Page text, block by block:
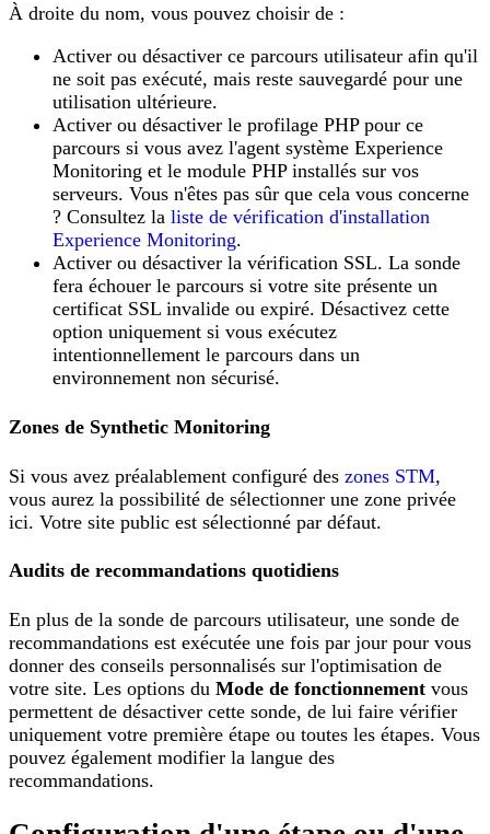
À droite du nom, vous pouvez choisir de :
Activer ou désactiver ce parcours utilisateur afin qu'il
ne soit pas exécuté, mais reste sauvegardé pour une
utilisation ultérieure.
Activer ou désactiver le profilage PHP pour ce
parcours si vous avez l'agent système Experience
Monitoring et le module PHP installés sur vos
serveurs. Vous n'êtes pas sûr que cela vous concerne
? Consultez la liste de vérification d'installation
Experience Monitoring.
Activer ou désactiver la vérification SSL. La sonde
fera échouer le parcours si votre site présente un
certificat SSL invalide ou expiré. Désactivez cette
option uniquement si vous exécutez
intentionnellement le parcours dans un
environnement non sécurisé.
Zones de Synthetic Monitoring
Si vous avez préalablement configuré des zones STM,
vous aurez la possibilité de sélectionner une zone privée
ici. Votre site public est sélectionné par défaut.
Audits de recommandations quotidiens
En plus de la sonde de parcours utilisateur, une sonde de
recommandations est exécutée une fois par jour pour vous
donner des conseils personnalisés sur l'optimisation de
votre site. Les options du Mode de fonctionnement vous
permettent de désactiver cette sonde, de lui faire vérifier
uniquement votre première étape ou toutes les étapes. Vous
pouvez également modifier la langue des
recommandations.